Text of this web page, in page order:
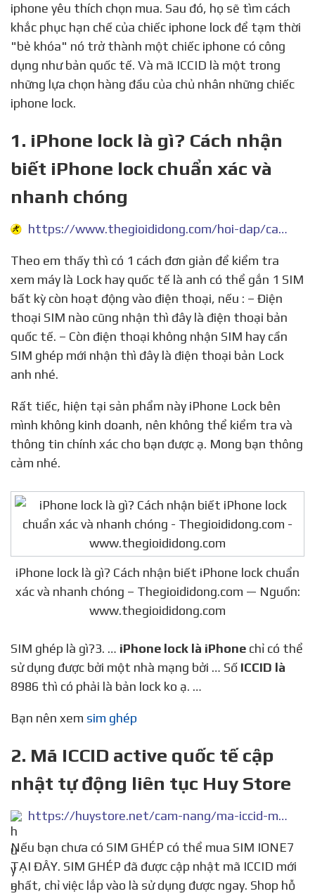
iphone yêu thích chọn mua. Sau đó, họ sẽ tìm cách
khắc phục hạn chế của chiếc iphone lock để tạm thời
"bẻ khóa" nó trở thành một chiếc iphone có công
dụng như bản quốc tế. Và mã ICCID là một trong
những lựa chọn hàng đầu của chủ nhân những chiếc
iphone lock.
1. iPhone lock là gì? Cách nhận
biết iPhone lock chuẩn xác và
nhanh chóng
https://www.thegioididong.com/hoi-dap/cach-phan-biet-iphone-lock-chi-trong-vai-giay-1063483
Theo em thấy thì có 1 cách đơn giản để kiểm tra
xem máy là Lock hay quốc tế là anh có thể gắn 1 SIM
bất kỳ còn hoạt động vào điện thoại, nếu : – Điện
thoại SIM nào cũng nhận thì đây là điện thoại bản
quốc tế. – Còn điện thoại không nhận SIM hay cần
SIM ghép mới nhận thì đây là điện thoại bản Lock
anh nhé.
Rất tiếc, hiện tại sản phẩm này iPhone Lock bên
mình không kinh doanh, nên không thể kiểm tra và
thông tin chính xác cho bạn được ạ. Mong bạn thông
cảm nhé.
iPhone lock là gì? Cách nhận biết iPhone lock chuẩn
xác và nhanh chóng – Thegioididong.com — Nguồn:
www.thegioididong.com
SIM ghép là gì?3. … iPhone lock là iPhone chỉ có thể
sử dụng được bởi một nhà mạng bởi … Số ICCID là
8986 thì có phải là bản lock ko ạ. …
Bạn nên xem sim ghép
2. Mã ICCID active quốc tế cập
nhật tự động liên tục Huy Store
https://huystore.net/cam-nang/ma-iccid-moi-cap-nhat-moi-ngay-395
Nếu bạn chưa có SIM GHÉP có thể mua SIM IONE7
TẠI ĐÂY. SIM GHÉP đã được cập nhật mã ICCID mới
nhất, chỉ việc lắp vào là sử dụng được ngay. Shop hỗ